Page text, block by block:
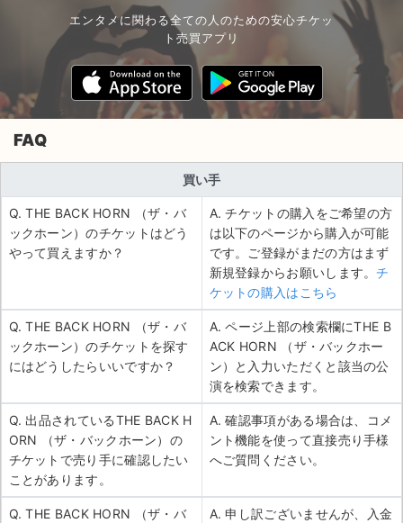
エンタメに関わる全ての人のための安心チケッ
ト売買アプリ
FAQ
買い手
Q. THE BACK HORN （ザ・バ
ックホーン）のチケットはどう
やって買えますか？
A. チケットの購入をご希望の方
は以下のページから購入が可能
です。ご登録がまだの方はまず
新規登録からお願いします。チ
ケットの購入はこちら
Q. THE BACK HORN （ザ・バ
ックホーン）のチケットを探す
にはどうしたらいいですか？
A. ページ上部の検索欄にTHE B
ACK HORN （ザ・バックホー
ン）と入力いただくと該当の公
演を検索できます。
Q. 出品されているTHE BACK H
ORN （ザ・バックホーン）の
チケットで売り手に確認したい
ことがあります。
A. 確認事項がある場合は、コメ
ント機能を使って直接売り手様
へご質問ください。
Q. THE BACK HORN （ザ・バ
A. 申し訳ございませんが、入金